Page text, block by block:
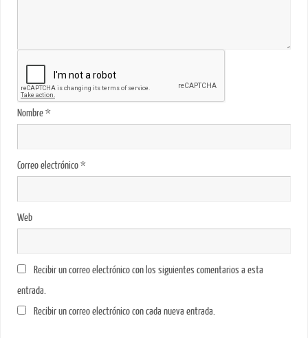
Nombre*
Correo electrónico*
Web
Recibir un correo electrónico con los siguientes comentarios a esta
entrada.
Recibir un correo electrónico con cada nueva entrada.